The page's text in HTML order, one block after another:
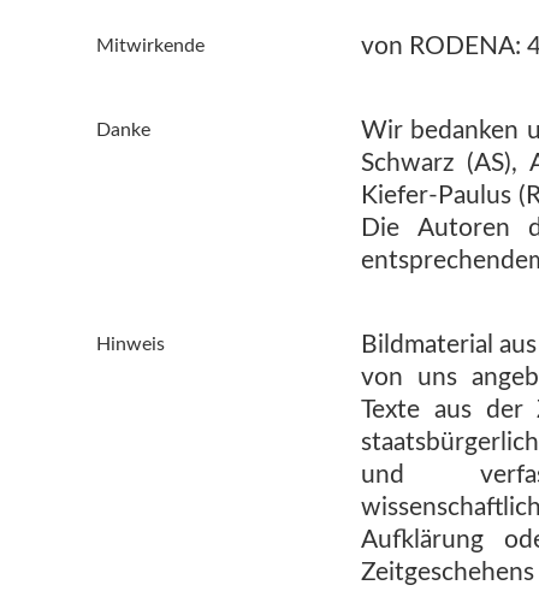
Mitwirkende von RODENA:
Danke
Wir bedanken
Schwarz (AS),
Kiefer-Paulus
Die Autoren
Hinweis
Bildmaterial
von uns
Texte aus
und
Aufklärung